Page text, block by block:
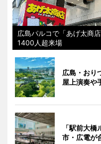
広島パルコで「あげ太商
1400人超来場
広島・おり
屋上演奏や
「駅前大
市・広電が